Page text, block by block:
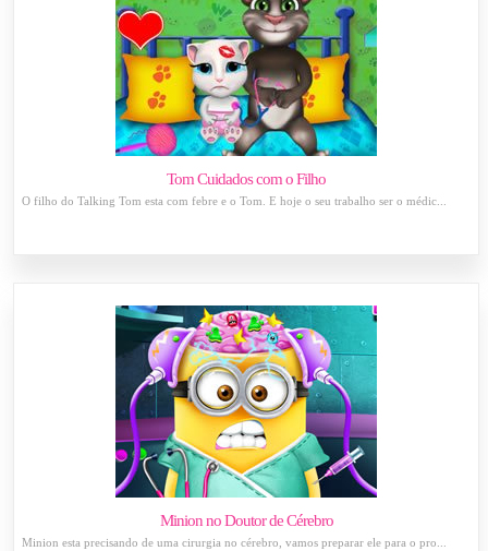
Tom Cuidados com o Filho
O filho do Talking Tom esta com febre e o Tom. E hoje o seu trabalho ser o médic...
Minion no Doutor de Cérebro
Minion esta precisando de uma cirurgia no cérebro, vamos preparar ele para o pro...